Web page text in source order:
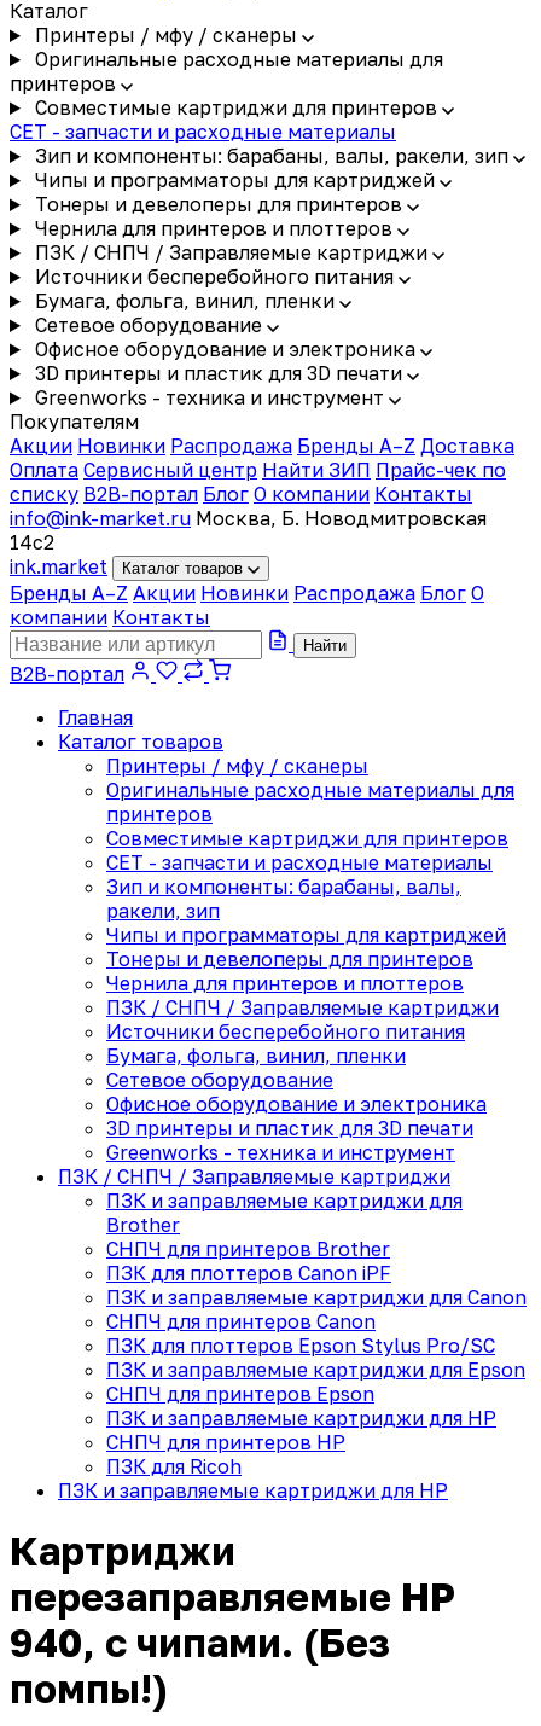
Каталог
Принтеры / мфу / сканеры
Оригинальные расходные материалы для
принтеров
Совместимые картриджи для принтеров
CET - запчасти и расходные материалы
Зип и компоненты: барабаны, валы, ракели, зип
Чипы и программаторы для картриджей
Тонеры и девелоперы для принтеров
Чернила для принтеров и плоттеров
ПЗК / СНПЧ / Заправляемые картриджи
Источники бесперебойного питания
Бумага, фольга, винил, пленки
Сетевое оборудование
Офисное оборудование и электроника
3D принтеры и пластик для 3D печати
Greenworks - техника и инструмент
Покупателям
Акции Новинки Распродажа Бренды A–Z Доставка
Оплата Сервисный центр Найти ЗИП Прайс-чек по
списку B2B-портал Блог О компании Контакты
info@ink-market.ru Москва, Б. Новодмитровская
14с2
ink.market Каталог товаров
Бренды A–Z Акции Новинки Распродажа Блог О
компании Контакты
Найти
B2B-портал
Главная
Каталог товаров
Принтеры / мфу / сканеры
Оригинальные расходные материалы для
принтеров
Совместимые картриджи для принтеров
CET - запчасти и расходные материалы
Зип и компоненты: барабаны, валы,
ракели, зип
Чипы и программаторы для картриджей
Тонеры и девелоперы для принтеров
Чернила для принтеров и плоттеров
ПЗК / СНПЧ / Заправляемые картриджи
Источники бесперебойного питания
Бумага, фольга, винил, пленки
Сетевое оборудование
Офисное оборудование и электроника
3D принтеры и пластик для 3D печати
Greenworks - техника и инструмент
ПЗК / СНПЧ / Заправляемые картриджи
ПЗК и заправляемые картриджи для
Brother
СНПЧ для принтеров Brother
ПЗК для плоттеров Canon iPF
ПЗК и заправляемые картриджи для Canon
СНПЧ для принтеров Canon
ПЗК для плоттеров Epson Stylus Pro/SC
ПЗК и заправляемые картриджи для Epson
СНПЧ для принтеров Epson
ПЗК и заправляемые картриджи для HP
СНПЧ для принтеров HP
ПЗК для Ricoh
ПЗК и заправляемые картриджи для HP
Картриджи
перезаправляемые HP
940, с чипами. (Без
помпы!)